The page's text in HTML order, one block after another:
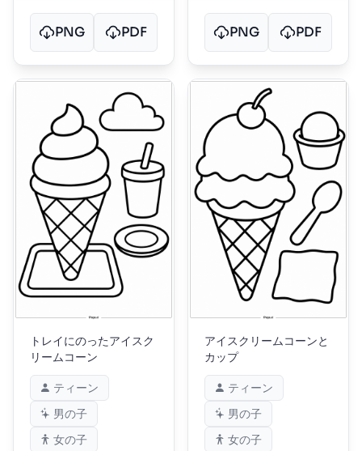
PNG PDF PNG PDF
トレイにのったアイスク
リームコーン
ティーン
男の子
女の子
アイスクリームコーンと
カップ
ティーン
男の子
女の子